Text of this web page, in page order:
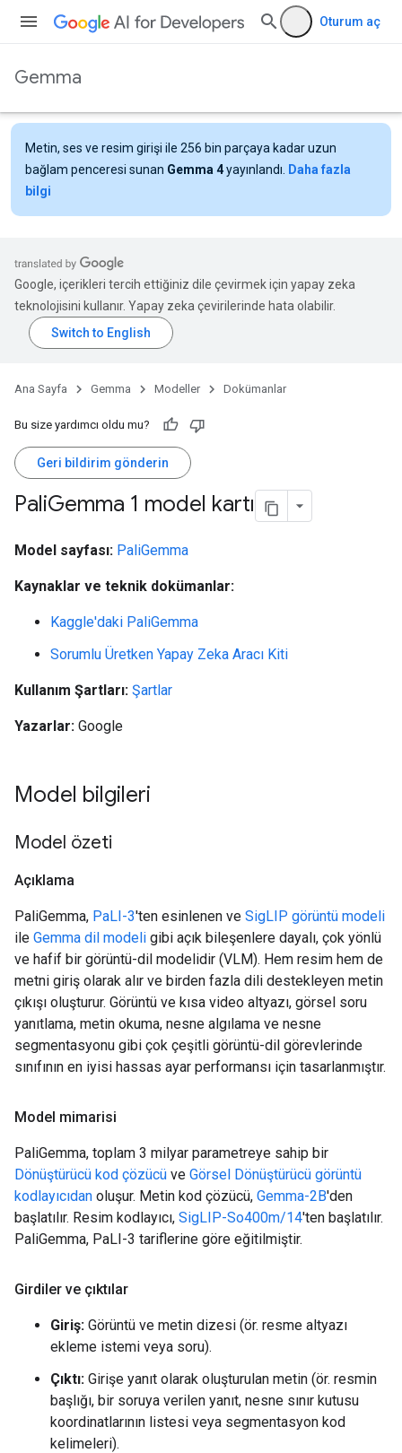
Oturum aç
Gemma
Metin, ses ve resim girişi ile 256 bin parçaya kadar uzun
bağlam penceresi sunan Gemma 4yayınlandı.
Daha fazla
bilgi
Google, içerikleri tercih ettiğiniz dile çevirmek için yapay zeka
teknolojisini kullanır. Yapay zeka çevirilerinde hata olabilir.
Ana Sayfa Gemma Modeller Dokümanlar
Bu size yardımcı oldu mu?
Geri bildirim gönderin
PaliGemma 1 model kartı
Model sayfası: PaliGemma
Kaynaklar ve teknik dokümanlar:
Kaggle'daki PaliGemma
Sorumlu Üretken Yapay Zeka Aracı Kiti
Kullanım Şartları: Şartlar
Yazarlar: Google
Model bilgileri
Model özeti
Açıklama
PaliGemma, PaLI-3'ten esinlenen ve SigLIP görüntü modeli
ile Gemma dil modeli gibi açık bileşenlere dayalı, çok yönlü
ve hafif bir görüntü-dil modelidir (VLM). Hem resim hem de
metni giriş olarak alır ve birden fazla dili destekleyen metin
çıkışı oluşturur. Görüntü ve kısa video altyazı, görsel soru
yanıtlama, metin okuma, nesne algılama ve nesne
segmentasyonu gibi çok çeşitli görüntü-dil görevlerinde
sınıfının en iyisi hassas ayar performansı için tasarlanmıştır.
Model mimarisi
PaliGemma, toplam 3 milyar parametreye sahip bir
Dönüştürücü kod çözücü ve Görsel Dönüştürücü görüntü
kodlayıcıdan oluşur. Metin kod çözücü, Gemma-2B'den
başlatılır. Resim kodlayıcı, SigLIP-So400m/14'ten başlatılır.
PaliGemma, PaLI-3 tariflerine göre eğitilmiştir.
Girdiler ve çıktılar
Giriş: Görüntü ve metin dizesi (ör. resme altyazı
ekleme istemi veya soru).
Çıktı: Girişe yanıt olarak oluşturulan metin (ör. resmin
başlığı, bir soruya verilen yanıt, nesne sınır kutusu
koordinatlarının listesi veya segmentasyon kod
kelimeleri).